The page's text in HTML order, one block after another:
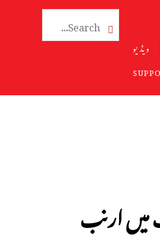
ویڈیو

میں ارنب